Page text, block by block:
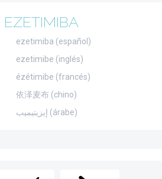
EZETIMIBA
ezetimiba (español)
ezetimibe (inglés)
ézétimibe (francés)
依泽麦布 (chino)
إيزيتيميب (árabe)